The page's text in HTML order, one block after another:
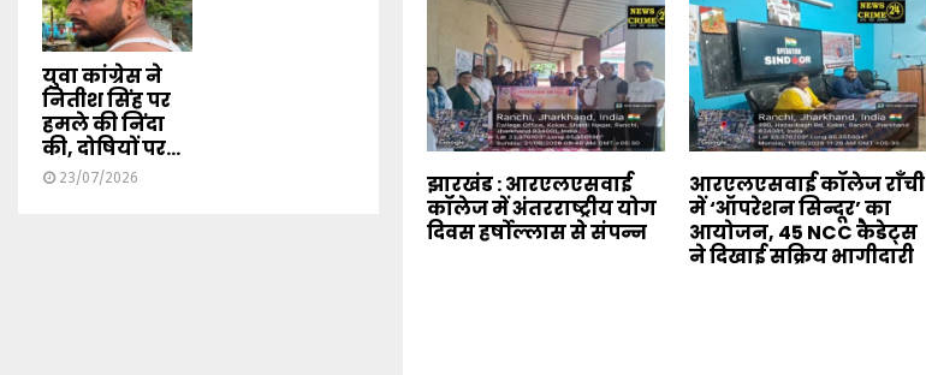
झारखंड : आरएलएसवाई
कॉलेज में अंतरराष्ट्रीय योग
दिवस हर्षोल्लास से संपन्न
आरएलएसवाई कॉलेज राँची
में ‘ऑपरेशन सिन्दूर’ का
आयोजन, 45 NCC कैडेट्स
ने दिखाई सक्रिय भागीदारी
युवा कांग्रेस ने
नितीश सिंह पर
हमले की निंदा
की, दोषियों पर...
23/07/2026